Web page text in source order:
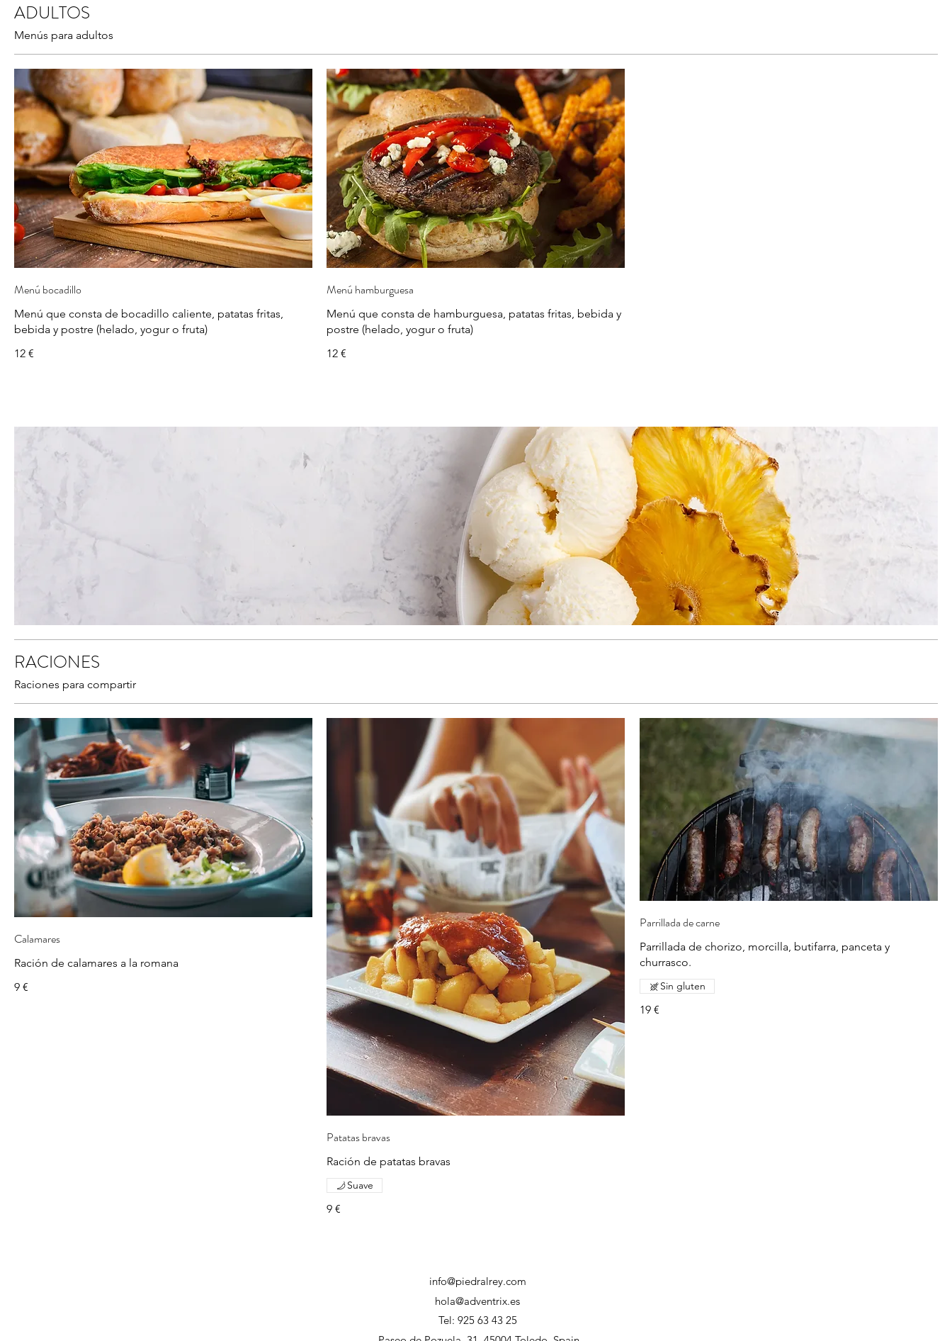
ADULTOS
Menús para adultos
Menú bocadillo
Menú que consta de bocadillo caliente, patatas fritas,
bebida y postre (helado, yogur o fruta)
12 €
Menú hamburguesa
Menú que consta de hamburguesa, patatas fritas, bebida y
postre (helado, yogur o fruta)
12 €
RACIONES
Raciones para compartir
Calamares
Ración de calamares a la romana
9 €
Patatas bravas
Ración de patatas bravas
9 €
Suave
Parrillada de carne
Parrillada de chorizo, morcilla, butifarra, panceta y
churrasco.
19 €
Sin gluten
info@piedralrey.com
hola@adventrix.es
Tel: 925 63 43 25